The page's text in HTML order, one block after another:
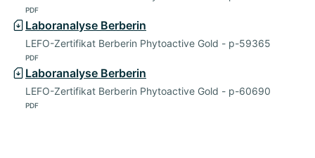
PDF
Laboranalyse Berberin
LEFO-Zertifikat Berberin Phytoactive Gold - p-59365
PDF
Laboranalyse Berberin
LEFO-Zertifikat Berberin Phytoactive Gold - p-60690
PDF